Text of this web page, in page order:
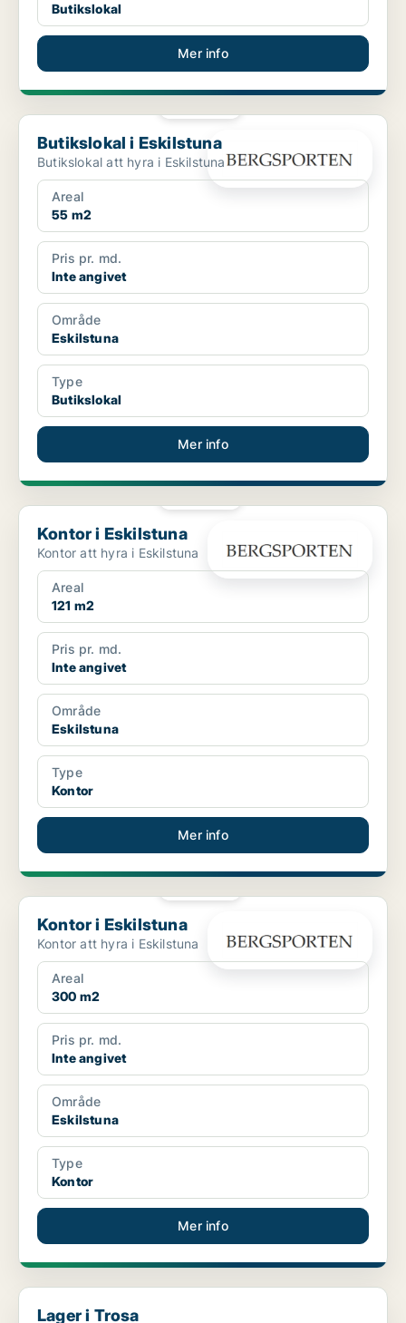
Butikslokal
Mer info
Butikslokal i Eskilstuna
Butikslokal i Eskilstuna
Butikslokal att hyra i Eskilstuna
Areal
55 m2
Pris pr. md.
Inte angivet
Område
Eskilstuna
Type
Butikslokal
Mer info
Kontor i Eskilstuna
Kontor i Eskilstuna
Kontor att hyra i Eskilstuna
Areal
121 m2
Pris pr. md.
Inte angivet
Område
Eskilstuna
Type
Kontor
Mer info
Kontor i Eskilstuna
Kontor i Eskilstuna
Kontor att hyra i Eskilstuna
Areal
300 m2
Pris pr. md.
Inte angivet
Område
Eskilstuna
Type
Kontor
Mer info
Lager i Trosa
Lager i Trosa